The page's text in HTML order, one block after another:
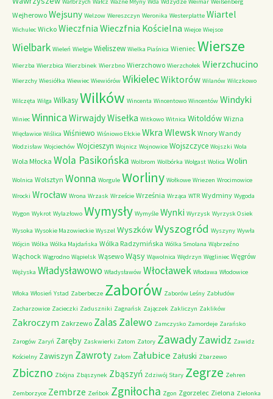
Wejherowo Wejsuny Welzow Wereszczyn Weronika Westerplatte Wiartel
Wichulec Wicko Wieczfnia Wieczfnia Kościelna Wiejce Wiejsce
Wielbark Wieleń Wielgie Wieliszew Wielka Piaśnica Wieniec Wiersze
Wierzba Wierzbica Wierzbinek Wierzbno Wierzchowo Wierzchołek Wierzchucino
Wierzchy Wiesiółka Wiewiec Wiewiórów WikielecWiktorów Wilanów Wilczkowo
Wilczęta Wilga WilkasyWilków Wincenta Wincentowo Wincentów Windyki
Winiec Winnica WirwajdyWisełka Witkowo Witnica Witoldów Wizna
Więcławice Wiślica Wiśniewo Wiśniowo Ełckie Wkra Wlewsk Wnory Wandy
Wodzisław Wojciechów Wojcieszyn Wojnicz Wojnowice Wojszczyce Wojszki Wola
Wola Młocka Wola Pasikońska Wolbrom Wolbórka Wolgast Wolica Wolin
Wolnica Wolsztyn Wonna Worgule Worliny Wołkowe Wriezen Wrocimowice
Wrocki Wrocław Wrona Wrzask Wrzeście Września Wrząca WTR Wydminy Wygoda
Wygon Wykrot Wylazłowo Wymysły Wymyśle Wynki Wyrzysk Wyrzysk Osiek
Wysoka Wysokie Mazowieckie Wyszel WyszkówWyszogród Wyszyny Wywła
Wójcin Wólka Wólka Majdańska Wólka Radzymińska Wólka Smolana Wąbrzeźno
Wąchock Wągrodno Wąpielsk Wąsewo Wąsy Wąwolnica Wędrzyn Węgliniec Węgrów
Wężyska Władysławowo Władysławów Włocławek Włodawa Włodowice
Włoka Włosień Ystad Zaberbecze Zaborów Zaborów Leśny Zabłudów
Zacharzowice Zacieczki Zaduszniki Zagnańsk Zajączek Zakliczyn Zaklików
Zakroczym Zakrzewo ZalasZalewo Zamczysko Zamordeje Zarańsko
Zarogów Zaryń Zaręby Zaskwierki Zatom Zatory ZawadyZawidz Zawidz
Kościelny Zawiszyn Zawroty Załom Załubice Załuski Zbarzewo
Zbiczno Zbójna Zbąszynek Zbąszyń Zdziwój Stary Zegrze Zehren
Zemborzyce Zembrze Zeńbok Zgniłocha Zgon Zgorzelec Zielona Zielonka